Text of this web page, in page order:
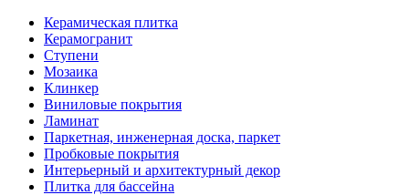
Керамическая плитка
Керамогранит
Ступени
Мозаика
Клинкер
Виниловые покрытия
Ламинат
Паркетная, инженерная доска, паркет
Пробковые покрытия
Интерьерный и архитектурный декор
Плитка для бассейна